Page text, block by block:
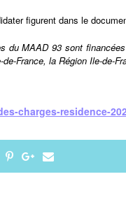
figurent dans le
du MAAD 93 sont
France, la Région Ile-de-
charges-residence-